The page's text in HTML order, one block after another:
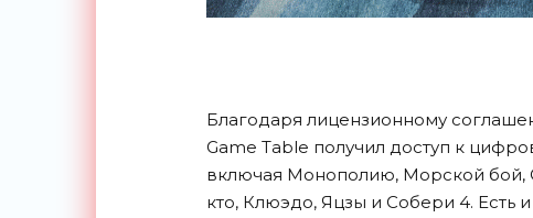
Благодаря лицензионному
Game Table получил доступ к
включая Монополию, Морской бой,
кто, Клюэдо, Яцзы и Собери 4. Есть